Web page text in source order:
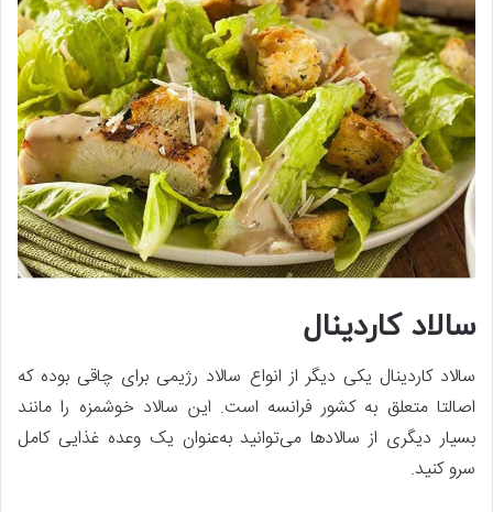
سالاد کاردینال
سالاد کاردینال یکی دیگر از انواع سالاد رژیمی برای چاقی بوده که
اصالتا متعلق به کشور فرانسه است. این سالاد خوشمزه را مانند
بسیار دیگری از سالادها می‌توانید به‌عنوان یک وعده غذایی کامل
سرو کنید.